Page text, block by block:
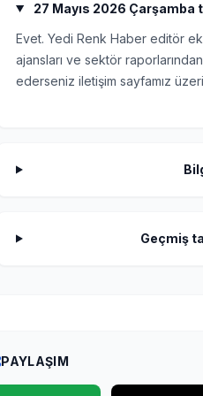
27 Mayıs 2026 Çarşamba
Evet. Yedi Renk Haber editör
ajansları ve sektör
ederseniz iletişim sayfamız
Geçmiş
PAYLAŞIM